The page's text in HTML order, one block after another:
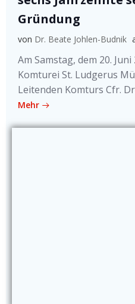
Gründung
von Dr. Beate Johlen-Budnik
Am Samstag, dem 20.
Komturei St. Ludgerus
Leitenden Komturs Cfr.
Mehr